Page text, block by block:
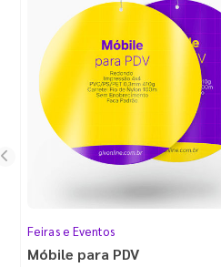
Feiras e Eventos
Móbile para PDV